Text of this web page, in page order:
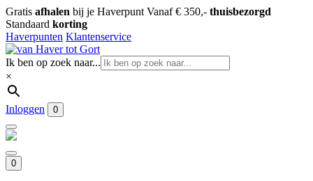
Gratis afhalen bij je Haverpunt Vanaf € 350,- thuisbezorgd
Standaard korting
Haverpunten Klantenservice
Ik ben op zoek naar...
×
Inloggen 0
0